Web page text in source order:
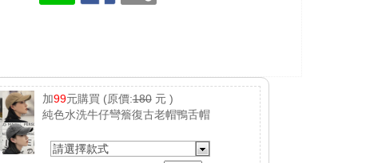
加99元購買 (原價:180元 )
純色水洗牛仔彎簷復古老帽鴨舌帽
請選擇款式